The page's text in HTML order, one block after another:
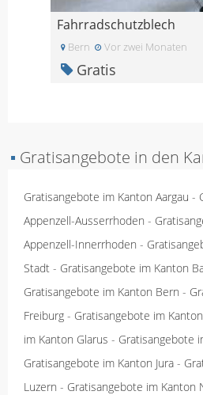
Fahrradschutzblech
Bern Vor zwei Monaten
Gratis
▪ Gratisangebote in den
Gratisangebote im Kanton Aargau -
Appenzell-Ausserrhoden -
Appenzell-Innerrhoden -
Stadt - Gratisangebote im Kanton
Gratisangebote im Kanton Bern -
Freiburg - Gratisangebote im
im Kanton Glarus - Gratisangebote
Gratisangebote im Kanton Jura -
Luzern - Gratisangebote im Kanton